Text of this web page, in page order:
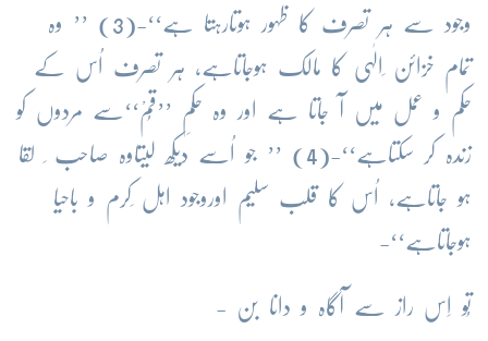
وجود سے ہر تصرف کا ظہور ہوتارہتا ہے‘‘-(3) ’’ وہ
تمام خزائن ِالٰہی کا مالک ہوجاتاہے، ہر تصرف اُس کے
حکم و عمل میں آ جاتا ہے اور وہ حکمِ ’’قُمْ‘‘سے مردوں کو
زندہ کر سکتاہے‘‘-(4) ’’ جو اُسے دیکھ لیتاوہ صاحب ِ لقا
ہو جاتاہے، اُس کا قلب سلیم اوروجود اہل ِکرم و باحیا
ہوجاتاہے‘‘-
تُو اِس راز سے آگاہ و دانا بن -